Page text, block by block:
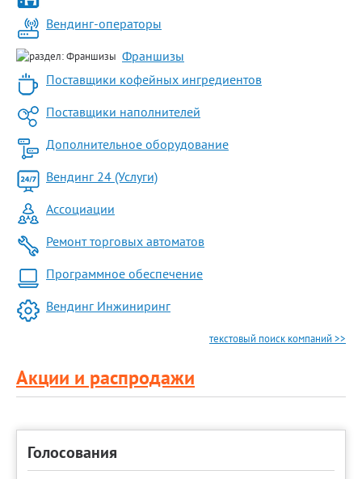
Вендинг-операторы
Франшизы
Поставщики кофейных ингредиентов
Поставщики наполнителей
Дополнительное оборудование
Вендинг 24 (Услуги)
Ассоциации
Ремонт торговых автоматов
Программное обеспечение
Вендинг Инжиниринг
текстовый поиск компаний >>
Акции и распродажи
Голосования